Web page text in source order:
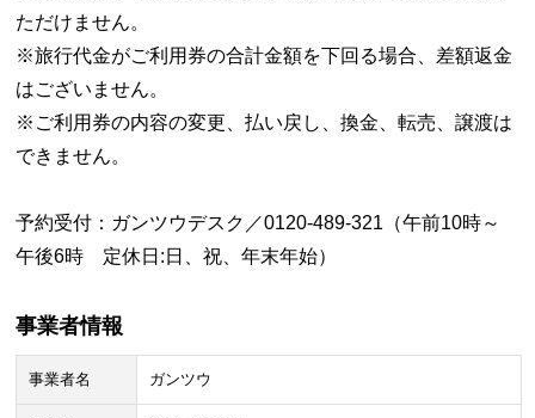
ただけません。
※旅行代金がご利用券の合計金額を下回る場合、差額返金
はございません。
※ご利用券の内容の変更、払い戻し、換金、転売、譲渡は
できません。
予約受付：ガンツウデスク／0120-489-321（午前10時～
午後6時 定休日:日、祝、年末年始）
事業者情報
事業者名 ガンツウ